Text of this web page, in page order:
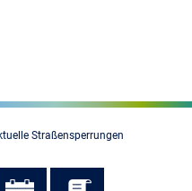
Straßensperrungen